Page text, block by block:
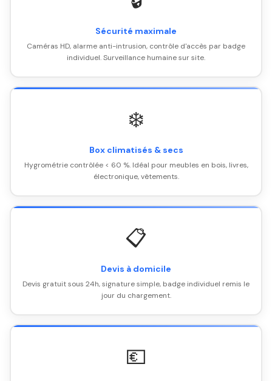
Sécurité maximale
Caméras HD, alarme anti-intrusion, contrôle d'accès par badge
individuel. Surveillance humaine sur site.
❄️
Box climatisés & secs
Hygrométrie contrôlée < 60 %. Idéal pour meubles en bois, livres,
électronique, vêtements.
📋
Devis à domicile
Devis gratuit sous 24h, signature simple, badge individuel remis le
jour du chargement.
💶